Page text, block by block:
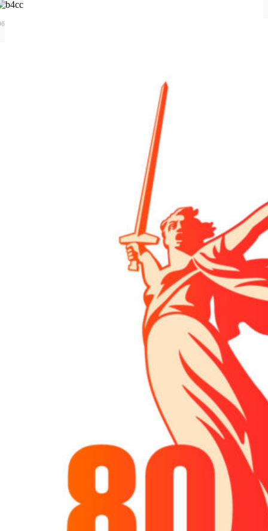
база конкурсов и грантов в области культуры и искусства